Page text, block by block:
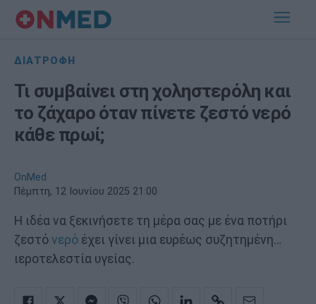
ΔΙΑΤΡΟΦΗ
Τι συμβαίνει στη χοληστερόλη και
το ζάχαρο όταν πίνετε ζεστό νερό
κάθε πρωί;
OnMed
Πέμπτη, 12 Ιουνίου 2025 21:00
Η ιδέα να ξεκινήσετε τη μέρα σας με ένα ποτήρι
ζεστό νερό έχει γίνει μια ευρέως συζητημένη…
ιεροτελεστία υγείας.